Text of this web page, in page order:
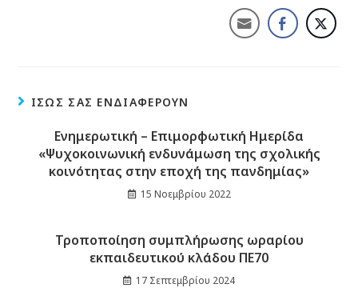
ΊΣΩΣ ΣΑΣ ΕΝΔΙΑΦΈΡΟΥΝ
Ενημερωτική – Επιμορφωτική Ημερίδα
«Ψυχοκοινωνική ενδυνάμωση της σχολικής
κοινότητας στην εποχή της πανδημίας»
15 Νοεμβρίου 2022
Τροποποίηση συμπλήρωσης ωραρίου
εκπαιδευτικού κλάδου ΠΕ70
17 Σεπτεμβρίου 2024